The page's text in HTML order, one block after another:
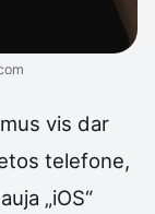
vis dar
telefone,
„iOS“